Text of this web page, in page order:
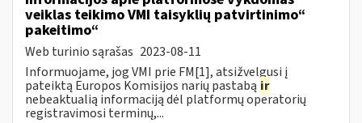
veiklas teikimo VMI taisyklių patvirtinimo“
pakeitimo“
Web turinio sąrašas 2023-08-11
Informuojame, jog VMI prie FM[1], atsižvelgusi į
pateiktą Europos Komisijos narių pastabą ir
nebeaktualią informaciją dėl platformų operatorių
registravimosi terminų,...